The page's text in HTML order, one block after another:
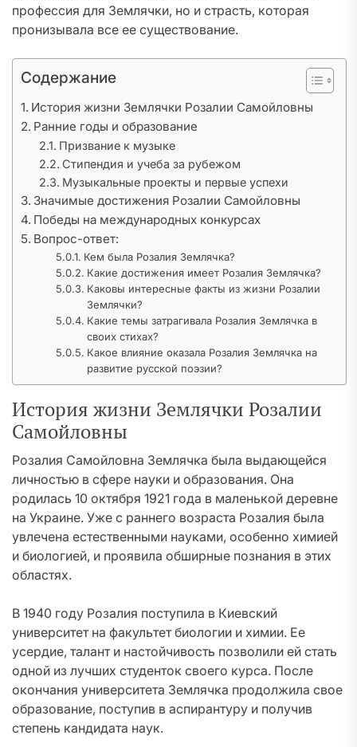
профессия для Землячки, но и страсть, которая
пронизывала все ее существование.
Содержание
История жизни Землячки Розалии Самойловны
Ранние годы и образование
Призвание к музыке
Стипендия и учеба за рубежом
Музыкальные проекты и первые успехи
Значимые достижения Розалии Самойловны
Победы на международных конкурсах
Вопрос-ответ:
Кем была Розалия Землячка?
Какие достижения имеет Розалия Землячка?
Каковы интересные факты из жизни Розалии
Землячки?
Какие темы затрагивала Розалия Землячка в
своих стихах?
Какое влияние оказала Розалия Землячка на
развитие русской поэзии?
История жизни Землячки Розалии
Самойловны
Розалия Самойловна Землячка была выдающейся
личностью в сфере науки и образования. Она
родилась 10 октября 1921 года в маленькой деревне
на Украине. Уже с раннего возраста Розалия была
увлечена естественными науками, особенно химией
и биологией, и проявила обширные познания в этих
областях.
В 1940 году Розалия поступила в Киевский
университет на факультет биологии и химии. Ее
усердие, талант и настойчивость позволили ей стать
одной из лучших студенток своего курса. После
окончания университета Землячка продолжила свое
образование, поступив в аспирантуру и получив
степень кандидата наук.